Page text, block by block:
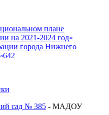
плане
на 2021-2024 год«
города Нижнего
сад № 385 - МАДОУ